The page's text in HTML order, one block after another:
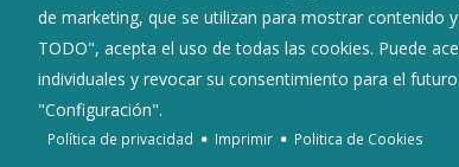
de marketing, que se utilizan para mostrar contenido y
TODO", acepta el uso de todas las cookies. Puede
individuales y revocar su consentimiento para el
"Configuración".
Política de privacidad Imprimir Politica de Cookies
: